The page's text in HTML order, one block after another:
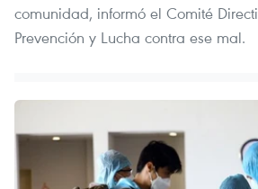
comunidad, informó el Comité
Prevención y Lucha contra ese mal.